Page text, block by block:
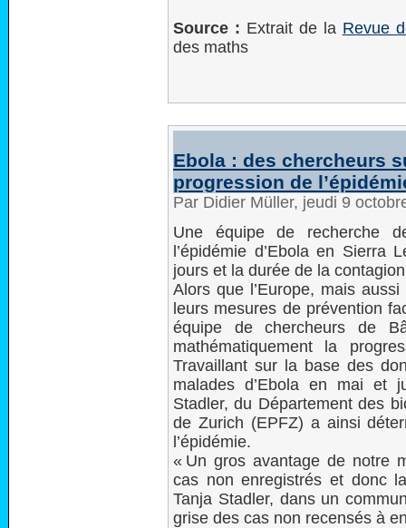
Source : Extrait de la Revue
des maths
Ebola : des chercheurs
progression de
Par Didier Müller, jeudi 9
Une équipe de recherche
l’épidémie d’Ebola en Sierra
jours et la durée de la
Alors que l’Europe, mais
leurs mesures de prévention
équipe de chercheurs de
mathématiquement la
Travaillant sur la base des
malades d’Ebola en mai et
Stadler, du Département des
de Zurich (EPFZ) a ainsi
l’épidémie.
« Un gros avantage de notre
cas non enregistrés et donc
Tanja Stadler, dans un
grise des cas non recensés à